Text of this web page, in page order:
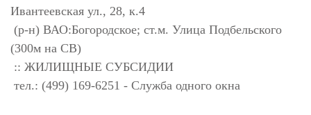
Ивантеевская ул., 28, к.4
(р-н) ВАО:Богородское; ст.м. Улица Подбельского
(300м на СВ)
:: ЖИЛИЩНЫЕ СУБСИДИИ
тел.: (499) 169-6251 - Служба одного окна